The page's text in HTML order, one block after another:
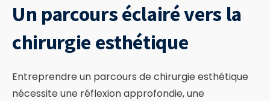
Un parcours éclairé vers la
chirurgie esthétique
Entreprendre un parcours de chirurgie esthétique
nécessite une réflexion approfondie, une